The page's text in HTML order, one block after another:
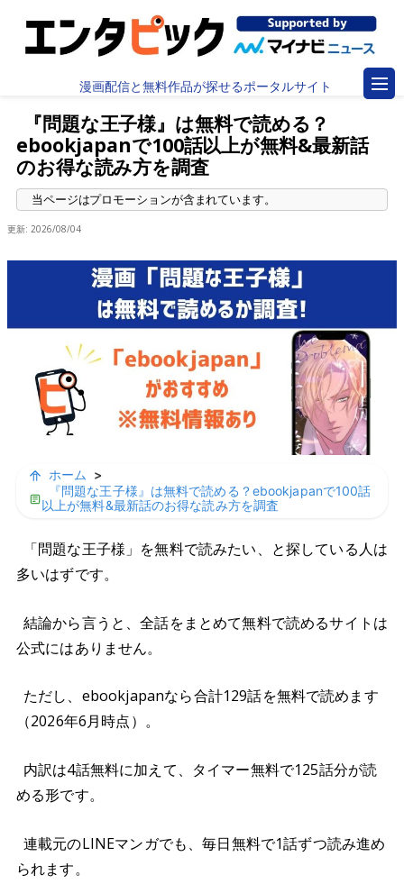
漫画配信と無料作品が探せるポータルサイト
『問題な王子様』は無料で読める？
ebookjapanで100話以上が無料&最新話
のお得な読み方を調査
更新: 2026/08/04
ホーム
>
『問題な王子様』は無料で読める？ebookjapanで100話
以上が無料&最新話のお得な読み方を調査
「問題な王子様」を無料で読みたい、と探している人は
多いはずです。
結論から言うと、全話をまとめて無料で読めるサイトは
公式にはありません。
ただし、ebookjapanなら合計129話を無料で読めます
（2026年6月時点）。
内訳は4話無料に加えて、タイマー無料で125話分が読
める形です。
連載元のLINEマンガでも、毎日無料で1話ずつ読み進め
られます。